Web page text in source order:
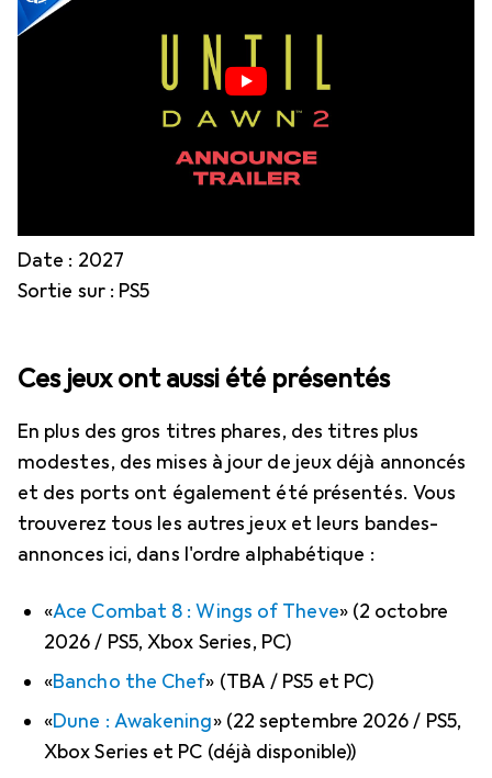
Date : 2027
Sortie sur : PS5
Ces jeux ont aussi été présentés
En plus des gros titres phares, des titres plus
modestes, des mises à jour de jeux déjà annoncés
et des ports ont également été présentés. Vous
trouverez tous les autres jeux et leurs bandes-
annonces ici, dans l'ordre alphabétique :
«Ace Combat 8 : Wings of Theve» (2 octobre
2026 / PS5, Xbox Series, PC)
«Bancho the Chef» (TBA / PS5 et PC)
«Dune : Awakening» (22 septembre 2026 / PS5,
Xbox Series et PC (déjà disponible))